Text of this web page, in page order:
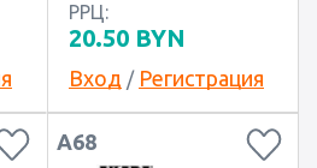
РРЦ:
20.50 BYN
Вход / Регистрация
A68